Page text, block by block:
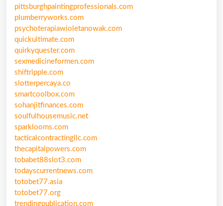
pittsburghpaintingprofessionals.com
plumberryworks.com
psychoterapiawioletanowak.com
quickultimate.com
quirkyquester.com
sexmedicineformen.com
shiftripple.com
slotterpercaya.co
smartcoolbox.com
sohanjitfinances.com
soulfulhousemusic.net
sparklooms.com
tacticalcontractingllc.com
thecapitalpowers.com
tobabet88slot3.com
todayscurrentnews.com
totobet77.asia
totobet77.org
trendingpublication.com